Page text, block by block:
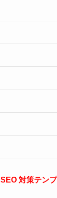
SEO 対策テン